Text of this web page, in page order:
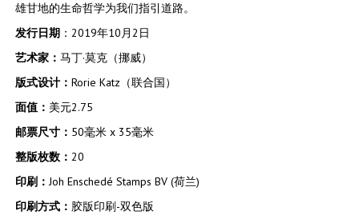
雄甘地的生命哲学为我们指引道路。
发行日期 ：2019年10月2日
艺术家： 马丁·莫克（挪威）
版式设计： Rorie Katz（联合国）
面值： 美元2.75
邮票尺寸： 50毫米 x 35毫米
整版枚数： 20
印刷：Joh Enschedé Stamps BV (荷兰)
印刷方式： 胶版印刷-双色版